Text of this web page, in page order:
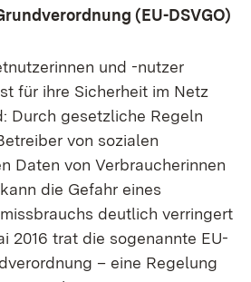
(EU-DSVGO)
und -nutzer
für ihre Sicherheit im Netz
Durch gesetzliche Regeln
von sozialen
Daten von Verbraucherinnen
die Gefahr eines
deutlich verringert
2016 trat die sogenannte EU-
– eine Regelung